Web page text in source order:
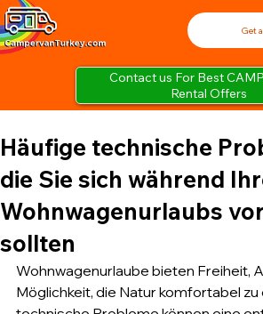
Contact us For Best
Rental Offers
Get
Häufige technische
die Sie sich während
Wohnwagenurlaubs
sollten
Wohnwagenurlaube bieten Freiheit,
Möglichkeit, die Natur komfortabel zu